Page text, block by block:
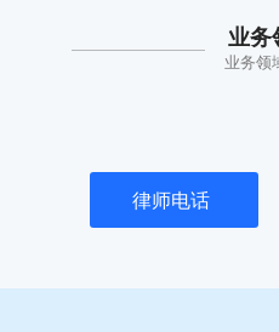
业务
业务领
律师电话